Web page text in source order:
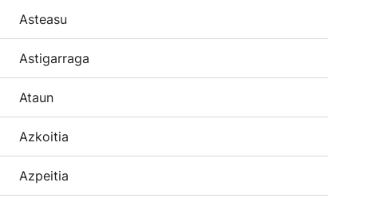
Asteasu
Astigarraga
Ataun
Azkoitia
Azpeitia